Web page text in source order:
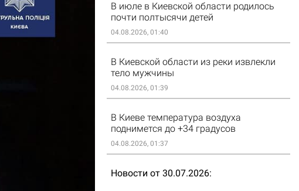
В июле в Киевской области родилось
почти полтысячи детей
04.08.2026, 01:40
В Киевской области из реки извлекли
тело мужчины
04.08.2026, 01:39
В Киеве температура воздуха
поднимется до +34 градусов
04.08.2026, 01:37
Новости от 30.07.2026